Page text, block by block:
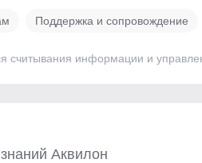
Поддержка и сопровождение
считывания информации и
Аквилон